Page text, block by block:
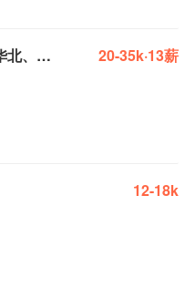
电源产品销售（客户经理）【华北、华东、西南及西北区域均有在招】 20-35k·13薪
12-18k